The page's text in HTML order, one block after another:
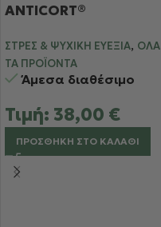
ANTICORT®
ΣΤΡΕΣ & ΨΥΧΙΚΉ ΕΥΕΞΊΑ, ΌΛΑ
ΤΑ ΠΡΟΪΌΝΤΑ
Άμεσα διαθέσιμο
Τιμή: 38,00 €
ΠΡΟΣΘΉΚΗ ΣΤΟ ΚΑΛΆΘΙ